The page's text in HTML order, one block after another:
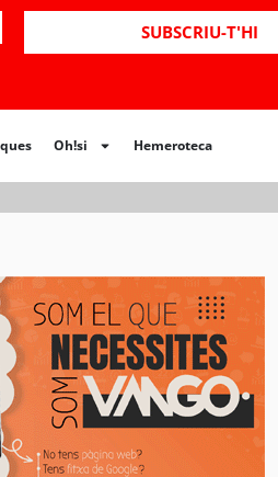
SUBSCRIU-T'HI
Oh!si Hemeroteca
Hemeroteca